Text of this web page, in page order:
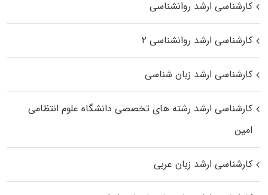
کارشناسی ارشد روانشناسی
کارشناسی ارشد روانشناسی ۲
کارشناسی ارشد زبان شناسی
کارشناسی ارشد رﺷﺘﻪ ﻫﺎی تخصصی داﻧﺸﮕﺎه ﻋﻠﻮم انتظامی
اﻣﻴﻦ
کارشناسی ارشد زبان عربی